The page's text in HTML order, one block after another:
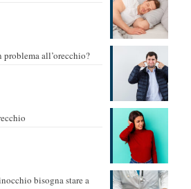
problema all’orecchio?
bisogna stare a